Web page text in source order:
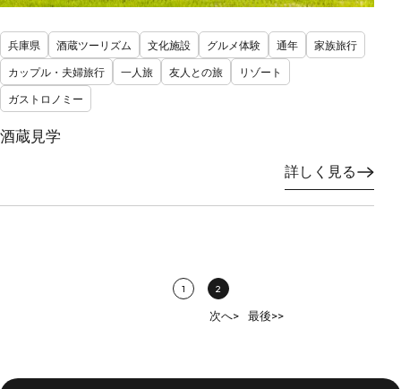
兵庫県 酒蔵ツーリズム 文化施設 グルメ体験 通年
家族旅行
カップル・夫婦旅行
一人旅 友人との旅
リゾート
ガストロノミー
酒蔵見学
詳しく見る
1 2
次へ> 最後>>